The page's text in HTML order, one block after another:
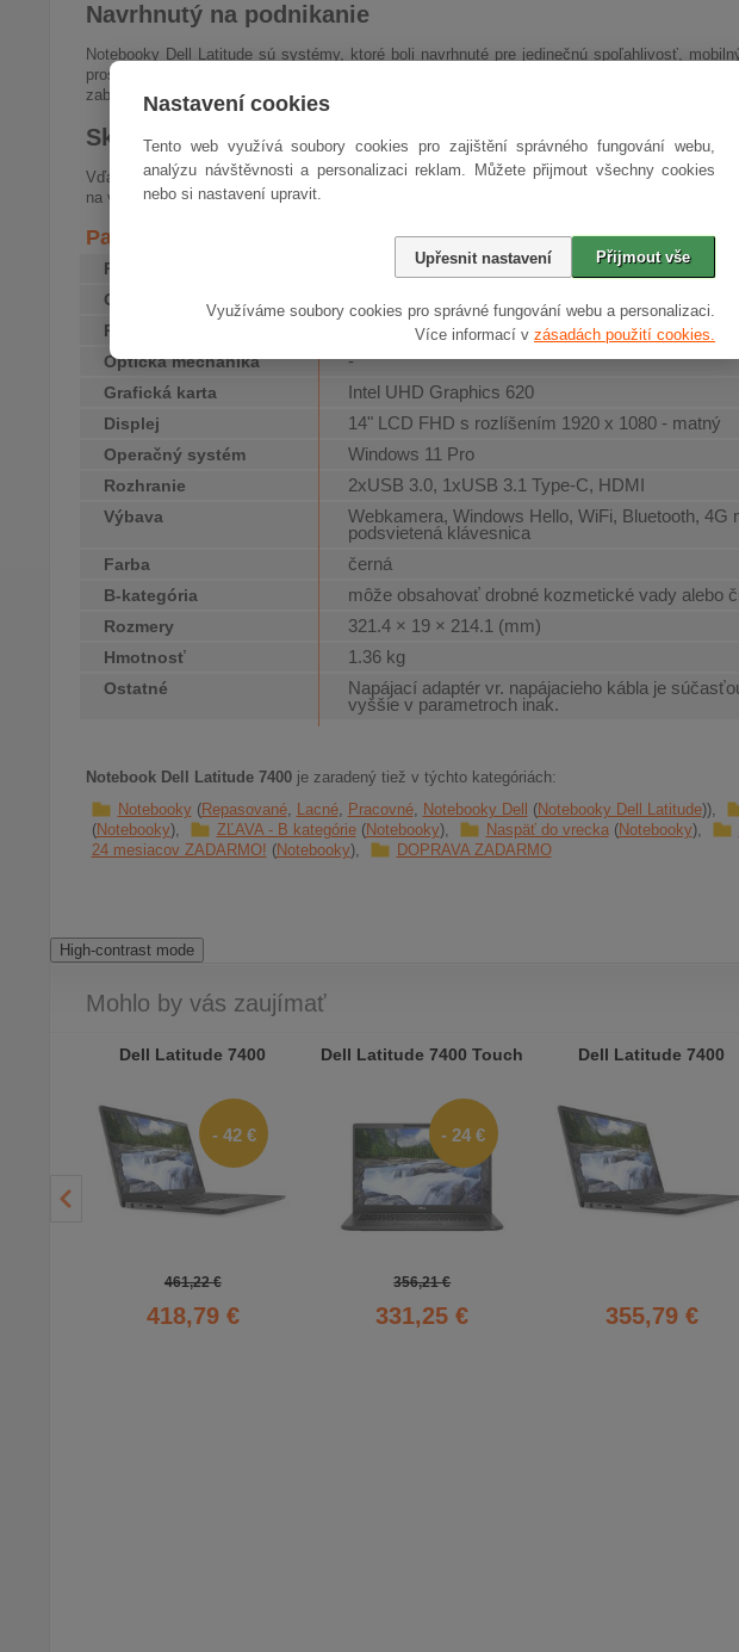
Nastavení cookies
Tento web využívá soubory cookies pro zajištění správného fungování webu,
analýzu návštěvnosti a personalizaci reklam. Můžete přijmout všechny cookies
nebo si nastavení upravit.
Přijmout vše
Upřesnit nastavení
Využíváme soubory cookies pro správné fungování webu a personalizaci.
Více informací v zásadách použití cookies.
Navrhnutý na podnikanie
Notebooky Dell Latitude sú systémy, ktoré boli navrhnuté pre jedinečnú spoľahlivosť,
prostredí. Dell Latitude radu 7000 predstavujú zariadenia so špičkovou prenositeľnosťou,
zabezpečenia. Rad 7000 predstavuje prémiové riešenie najvyššej kvality pre maximálne
Skvelý mobilný výkon
Vďaka moderným procesorom Intel Core 8. generácie, v kombinácii s operačnou pamäťou
na využitie vysoký výkon, ktorý vás podrží aj v náročných aplikáciách.
Parametre a špecifikácie
Procesor Intel Core i7 8665U 1.9 GHz Whiskey Lake
Operačná pamäť
Pevný disk 512 GB SSD
Optická mechanika -
Grafická karta Intel UHD Graphics 620
Displej 14" LCD FHD s rozlíšením 1920 x 1080 - matný
Operačný systém Windows 11 Pro
Rozhranie 2xUSB 3.0, 1xUSB 3.1 Type-C, HDMI
Výbava
Webkamera, Windows Hello, WiFi, Bluetooth, 4G
podsvietená klávesnica
Farba černá
B-kategória môže obsahovať drobné kozmetické vady alebo
Rozmery 321.4 × 19 × 214.1 (mm)
Hmotnosť 1.36 kg
Ostatné
Napájací adaptér vr. napájacieho kábla je
vyššie v parametroch inak.
Notebook Dell Latitude 7400je zaradený tiež v týchto kategóriách:
Notebooky Repasované Lacné Pracovné Notebooky Dell Notebooky Dell Latitude
Notebooky
ZĽAVA - B kategórie Notebooky Naspäť do vrecka Notebooky
24 mesiacov ZADARMO! Notebooky DOPRAVA ZADARMO
High-contrast mode
Mohlo by vás zaujímať
Dell Latitude 7400
- 42 €
461,22 €
418,79 €
Dell Latitude 7400 Touch
- 24 €
356,21 €
331,25 €
Dell Latitude 7400
355,79 €